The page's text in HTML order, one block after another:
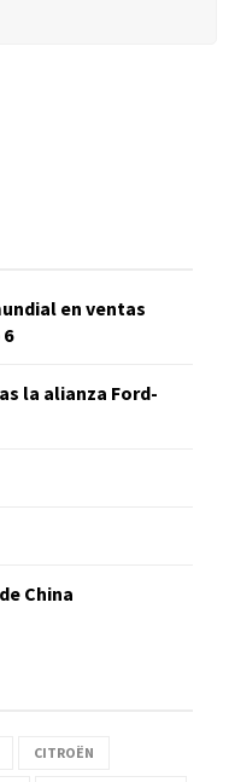
en ventas
la alianza Ford-
China
CITROËN